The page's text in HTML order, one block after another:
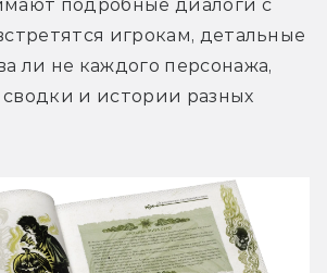
подробные диалоги с
игрокам, детальные
ли не каждого персонажа,
и истории разных